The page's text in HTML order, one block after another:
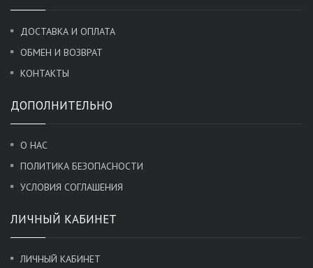
ДОСТАВКА И ОПЛАТА
ОБМЕН И ВОЗВРАТ
КОНТАКТЫ
ДОПОЛНИТЕЛЬНО
О НАС
ПОЛИТИКА БЕЗОПАСНОСТИ
УСЛОВИЯ СОГЛАШЕНИЯ
ЛИЧНЫЙ КАБИНЕТ
ЛИЧНЫЙ КАБИНЕТ